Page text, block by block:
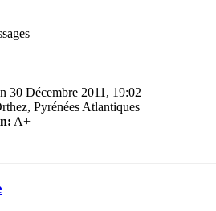
30 Décembre 2011, 19:02
Pyrénées Atlantiques
A+